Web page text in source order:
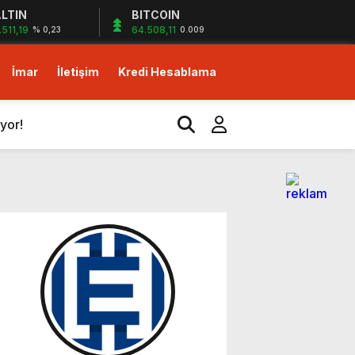
% 0,23
BITCOIN
64.508,11 0.009
İmar İletişim Kredi Hesablama
Sizlerin desteği ile…
fırsatı!
Sizlerin desteği ile…